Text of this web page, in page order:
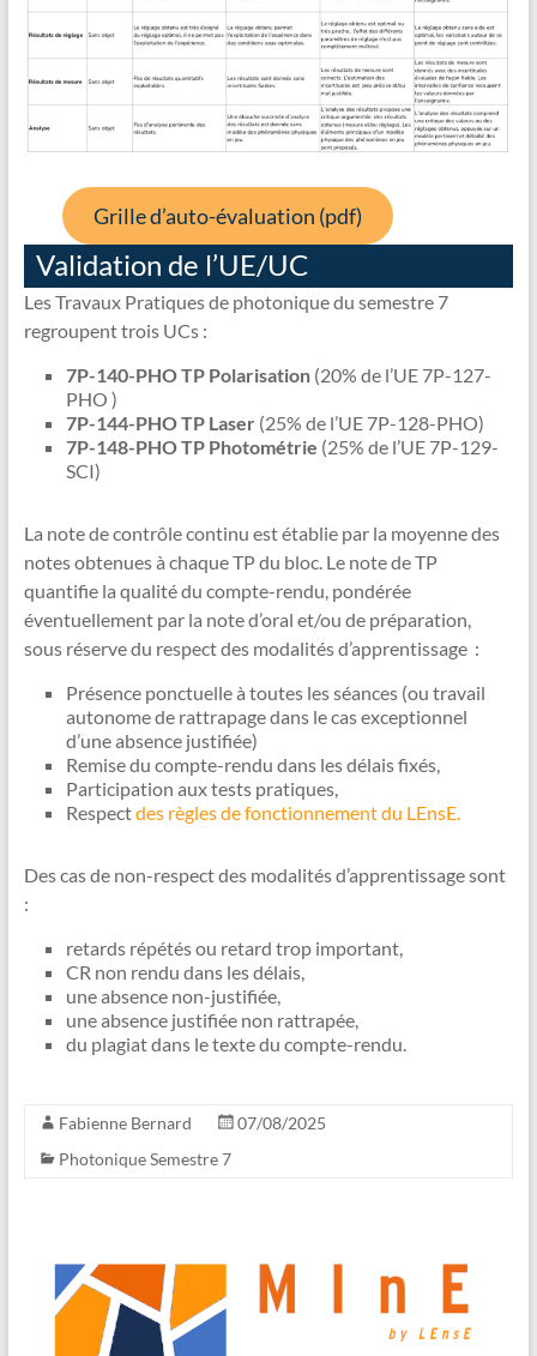
Grille d’auto-évaluation (pdf)
Validation de l’UE/UC
Les Travaux Pratiques de photonique du semestre 7
regroupent trois UCs :
7P-140-PHO TP Polarisation(20% de l’UE 7P-127-
PHO )
7P-144-PHO TP Laser(25% de l’UE 7P-128-PHO)
7P-148-PHO TP Photométrie (25% de l’UE 7P-129-
SCI)
La note de contrôle continu est établie par la moyenne des
notes obtenues à chaque TP du bloc. Le note de TP
quantifie la qualité du compte-rendu, pondérée
éventuellement par la note d’oral et/ou de préparation,
sous réserve du respect des modalités d’apprentissage :
Présence ponctuelle à toutes les séances (ou travail
autonome de rattrapage dans le cas exceptionnel
d’une absence justifiée)
Remise du compte-rendu dans les délais fixés,
Participation aux tests pratiques,
Respectdes règles de fonctionnement du LEnsE.
Des cas de non-respect des modalités d’apprentissage sont
:
retards répétés ou retard trop important,
CR non rendu dans les délais,
une absence non-justifiée,
une absence justifiée non rattrapée,
du plagiat dans le texte du compte-rendu.
Fabienne Bernard
07/08/2025
Photonique Semestre 7